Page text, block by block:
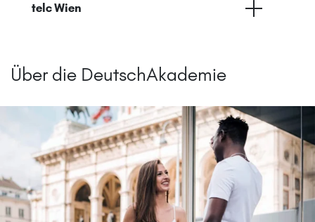
telc Wien
Über die DeutschAkademie